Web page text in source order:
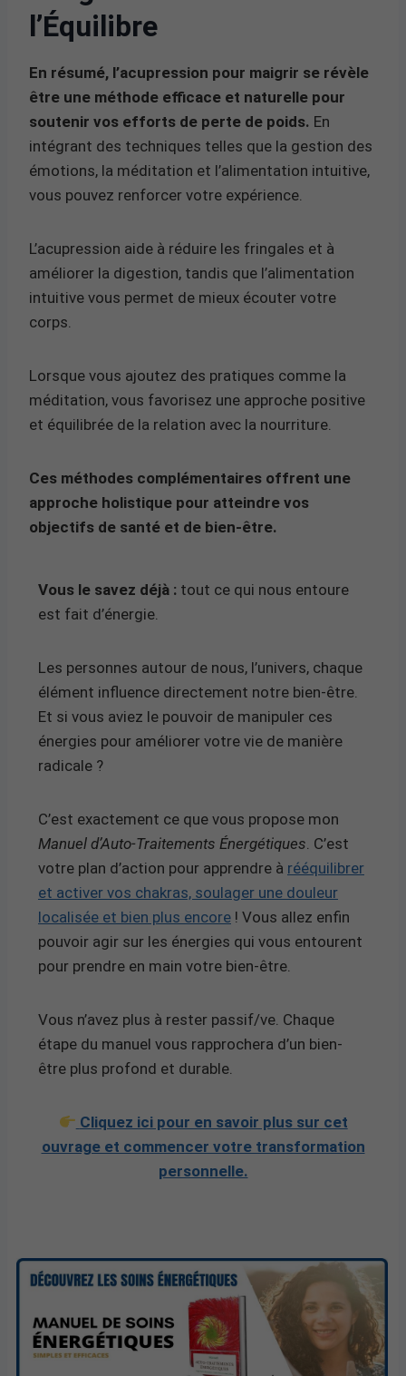
l’Équilibre
En résumé, l’acupression pour maigrir se révèle
être une méthode efficace et naturelle pour
soutenir vos efforts de perte de poids. En
intégrant des techniques telles que la gestion des
émotions, la méditation et l’alimentation intuitive,
vous pouvez renforcer votre expérience.
L’acupression aide à réduire les fringales et à
améliorer la digestion, tandis que l’alimentation
intuitive vous permet de mieux écouter votre
corps.
Lorsque vous ajoutez des pratiques comme la
méditation, vous favorisez une approche positive
et équilibrée de la relation avec la nourriture.
Ces méthodes complémentaires offrent une
approche holistique pour atteindre vos
objectifs de santé et de bien-être.
Vous le savez déjà : tout ce qui nous entoure
est fait d’énergie.
Les personnes autour de nous, l’univers, chaque
élément influence directement notre bien-être.
Et si vous aviez le pouvoir de manipuler ces
énergies pour améliorer votre vie de manière
radicale ?
C’est exactement ce que vous propose mon
Manuel d’Auto-Traitements Énergétiques . C’est
votre plan d’action pour apprendre à rééquilibrer
et activer vos chakras, soulager une douleur
localisée et bien plus encore ! Vous allez enfin
pouvoir agir sur les énergies qui vous entourent
pour prendre en main votre bien-être.
Vous n’avez plus à rester passif/ve. Chaque
étape du manuel vous rapprochera d’un bien-
être plus profond et durable.
Cliquez ici pour en savoir plus sur cet
ouvrage et commencer votre transformation
personnelle.